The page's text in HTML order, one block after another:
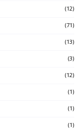
(12)
(71)
(13)
(3)
(12)
(1)
(1)
(1)